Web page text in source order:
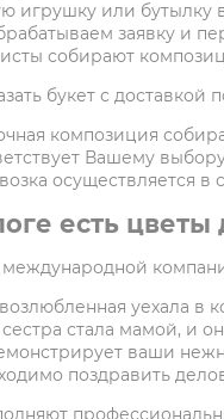
игрушку или бутылку
заявку и
собирают
букет с доставкой
композиция
Вашему
осуществляется в
есть
международной
уехала в
стала мамой, и
ваши
поздравить